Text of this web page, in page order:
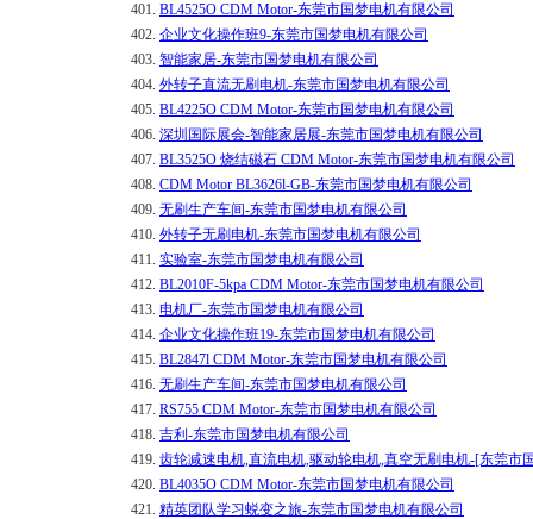
401. BL4525O CDM Motor-东莞市国梦电机有限公司
402. 企业文化操作班9-东莞市国梦电机有限公司
403. 智能家居-东莞市国梦电机有限公司
404. 外转子直流无刷电机-东莞市国梦电机有限公司
405. BL4225O CDM Motor-东莞市国梦电机有限公司
406. 深圳国际展会-智能家居展-东莞市国梦电机有限公司
407. BL3525O 烧结磁石 CDM Motor-东莞市国梦电机有限公司
408. CDM Motor BL3626l-GB-东莞市国梦电机有限公司
409. 无刷生产车间-东莞市国梦电机有限公司
410. 外转子无刷电机-东莞市国梦电机有限公司
411. 实验室-东莞市国梦电机有限公司
412. BL2010F-5kpa CDM Motor-东莞市国梦电机有限公司
413. 电机厂-东莞市国梦电机有限公司
414. 企业文化操作班19-东莞市国梦电机有限公司
415. BL2847l CDM Motor-东莞市国梦电机有限公司
416. 无刷生产车间-东莞市国梦电机有限公司
417. RS755 CDM Motor-东莞市国梦电机有限公司
418. 吉利-东莞市国梦电机有限公司
419. 齿轮减速电机,直流电机,驱动轮电机,真空无刷电机-[东莞市
420. BL4035O CDM Motor-东莞市国梦电机有限公司
421. 精英团队学习蜕变之旅-东莞市国梦电机有限公司